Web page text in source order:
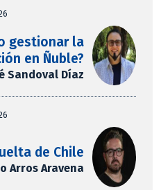
gestionar la
en Ñuble?
Sandoval Díaz
de Chile
Arros Aravena